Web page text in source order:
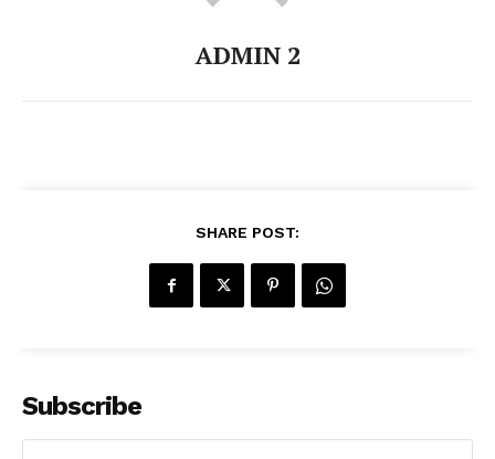
ADMIN 2
SHARE POST:
Subscribe